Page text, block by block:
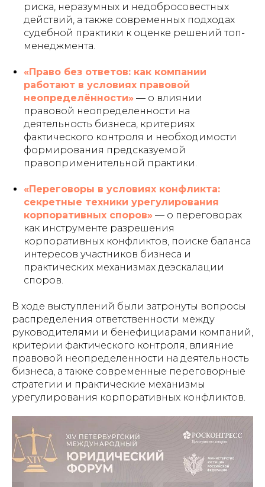
риска, неразумных и недобросовестных
действий, а также современных подходах
судебной практики к оценке решений топ-
менеджмента.
«Право без ответов: как компании
работают в условиях правовой
неопределённости» — о влиянии
правовой неопределенности на
деятельность бизнеса, критериях
фактического контроля и необходимости
формирования предсказуемой
правоприменительной практики.
«Переговоры в условиях конфликта:
секретные техники урегулирования
корпоративных споров» — о переговорах
как инструменте разрешения
корпоративных конфликтов, поиске баланса
интересов участников бизнеса и
практических механизмах деэскалации
споров.
В ходе выступлений были затронуты вопросы
распределения ответственности между
руководителями и бенефициарами компаний,
критерии фактического контроля, влияние
правовой неопределенности на деятельность
бизнеса, а также современные переговорные
стратегии и практические механизмы
урегулирования корпоративных конфликтов.